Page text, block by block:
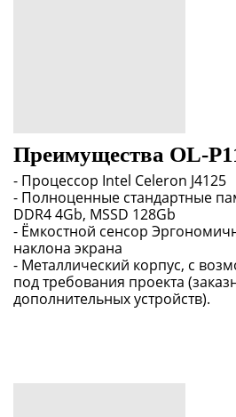
Преимущества OL-
- Процессор Intel Celeron J4125
- Полноценные стандартные
DDR4 4Gb, MSSD 128Gb
- Ёмкостной сенсор
наклона экрана
- Металлический корпус, с
под требования проекта
дополнительных устройств).